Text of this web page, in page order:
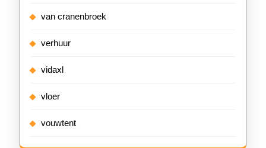
van cranenbroek
verhuur
vidaxl
vloer
vouwtent